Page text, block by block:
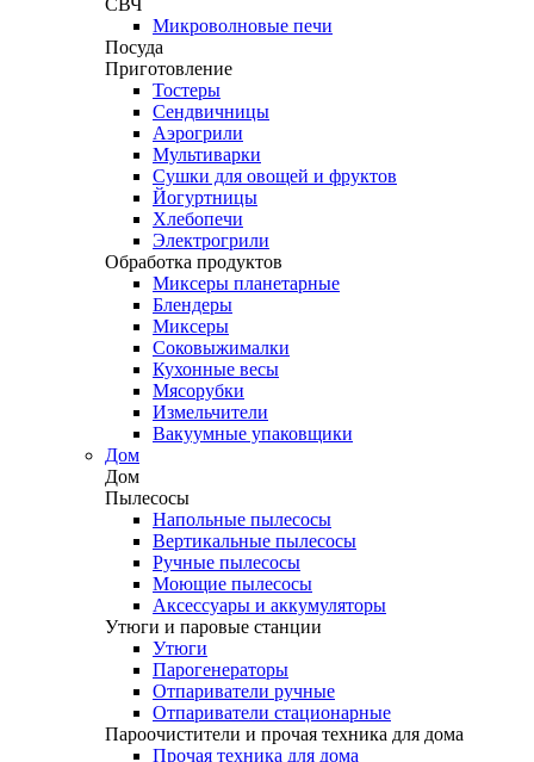
СВЧ
Микроволновые печи
Посуда
Приготовление
Тостеры
Сендвичницы
Аэрогрили
Мультиварки
Сушки для овощей и фруктов
Йогуртницы
Хлебопечи
Электрогрили
Обработка продуктов
Миксеры планетарные
Блендеры
Миксеры
Соковыжималки
Кухонные весы
Мясорубки
Измельчители
Вакуумные упаковщики
Дом
Дом
Пылесосы
Напольные пылесосы
Вертикальные пылесосы
Ручные пылесосы
Моющие пылесосы
Аксессуары и аккумуляторы
Утюги и паровые станции
Утюги
Парогенераторы
Отпариватели ручные
Отпариватели стационарные
Пароочистители и прочая техника для дома
Прочая техника для дома